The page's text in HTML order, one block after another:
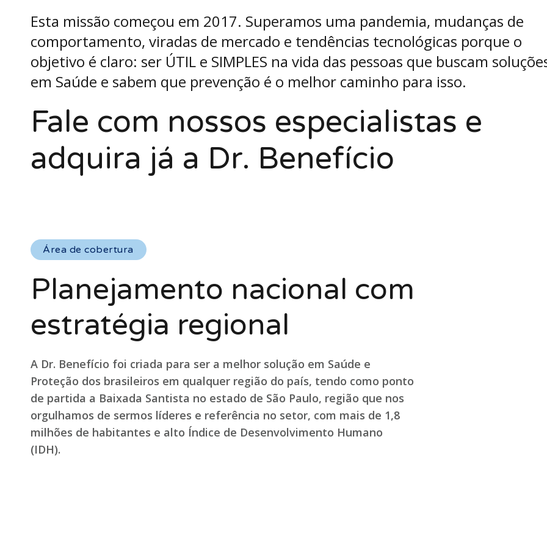
Esta missão começou em 2017. Superamos uma pandemia, mudanças de
comportamento, viradas de mercado e tendências tecnológicas porque o
objetivo é claro: ser ÚTIL e SIMPLES na vida das pessoas que buscam
em Saúde e sabem que prevenção é o melhor caminho para isso.
Fale com nossos especialistas e
adquira já a Dr. Benefício
Área de cobertura
Planejamento nacional com
estratégia regional
A Dr. Benefício foi criada para ser a melhor solução em Saúde e
Proteção dos brasileiros em qualquer região do país, tendo como ponto
de partida a Baixada Santista no estado de São Paulo, região que nos
orgulhamos de sermos líderes e referência no setor, com mais de 1,8
milhões de habitantes e alto Índice de Desenvolvimento Humano
(IDH).